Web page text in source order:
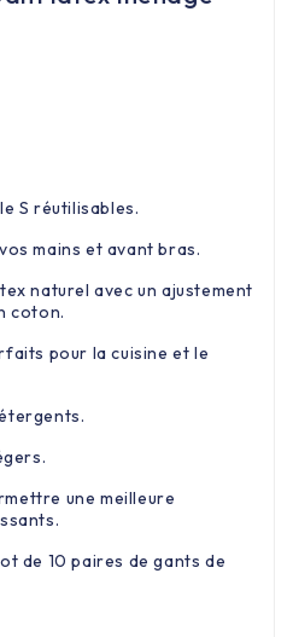
S réutilisables.
mains et avant bras.
naturel avec un ajustement
coton.
pour la cuisine et le
une meilleure
de 10 paires de gants de